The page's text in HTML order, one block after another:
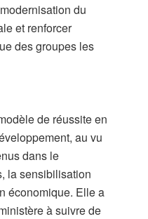
du
et renforcer
des groupes les
de réussite en
au vu
dans le
la sensibilisation
économique. Elle a
à suivre de